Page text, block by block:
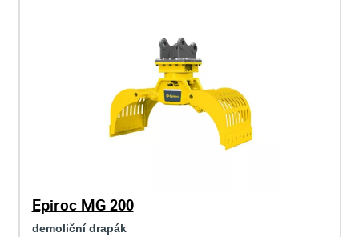
Epiroc MG 200
demoliční drapák